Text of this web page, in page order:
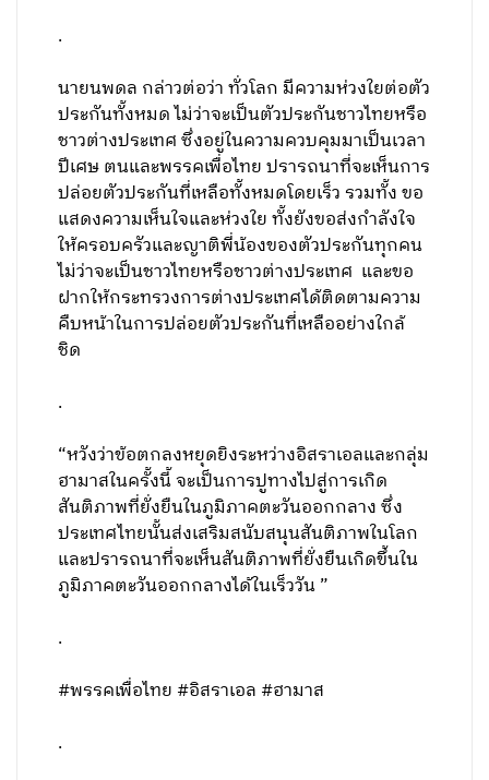
.
นายนพดล กล่าวต่อว่า ทั่วโลก มีความห่วงใยต่อตัว
ประกันทั้งหมด ไม่ว่าจะเป็นตัวประกันชาวไทยหรือ
ชาวต่างประเทศ ซึ่งอยู่ในความควบคุมมาเป็นเวลา
ปีเศษ ตนและพรรคเพื่อไทย ปรารถนาที่จะเห็นการ
ปล่อยตัวประกันที่เหลือทั้งหมดโดยเร็ว รวมทั้ง ขอ
แสดงความเห็นใจและห่วงใย ทั้งยังขอส่งกำลังใจ
ให้ครอบครัวและญาติพี่น้องของตัวประกันทุกคน
ไม่ว่าจะเป็นชาวไทยหรือชาวต่างประเทศ และขอ
ฝากให้กระทรวงการต่างประเทศได้ติดตามความ
คืบหน้าในการปล่อยตัวประกันที่เหลืออย่างใกล้
ชิด
.
“หวังว่าข้อตกลงหยุดยิงระหว่างอิสราเอลและกลุ่ม
ฮามาสในครั้งนี้ จะเป็นการปูทางไปสู่การเกิด
สันติภาพที่ยั่งยืนในภูมิภาคตะวันออกกลาง ซึ่ง
ประเทศไทยนั้นส่งเสริมสนับสนุนสันติภาพในโลก
และปรารถนาที่จะเห็นสันติภาพที่ยั่งยืนเกิดขึ้นใน
ภูมิภาคตะวันออกกลางได้ในเร็ววัน ”
.
#พรรคเพื่อไทย #อิสราเอล #ฮามาส
.